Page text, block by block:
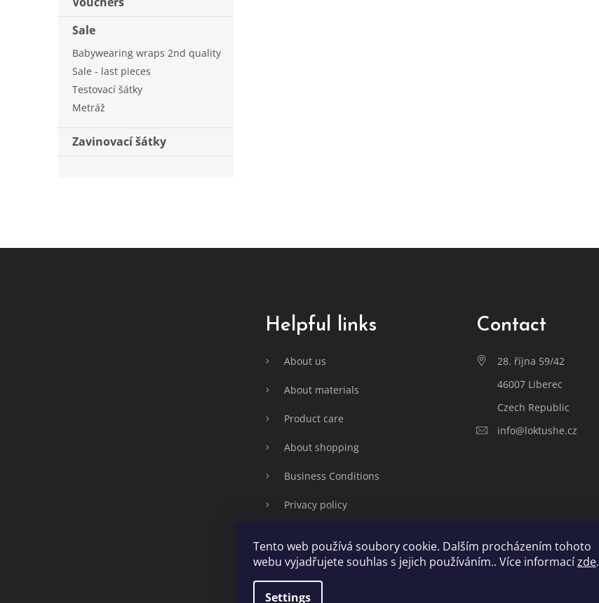
Tento web používá soubory cookie. Dalším procházením tohoto
webu vyjadřujete souhlas s jejich používáním.. Více informacízde.
Settings
Sale
Babywearing wraps 2nd quality
Sale - last pieces
Testovací šátky
Metráž
Zavinovací šátky
Helpful links
About us
About materials
Product care
About shopping
Business Conditions
Privacy policy
Contact
28. října 59/42
46007 Liberec
Czech Republic
info@loktushe.cz